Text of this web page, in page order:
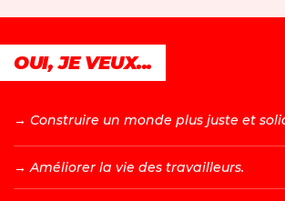
OUI, JE VEUX...
→ Construire un monde plus juste et
→ Améliorer la vie des travailleurs.